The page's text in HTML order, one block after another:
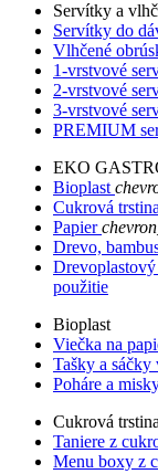
Servítky a
Servítky do
Vlhčené
1-vrstvové
2-vrstvové
3-vrstvové
PREMIUM
EKO
Bioplast
Cukrová trstina
Papier
Drevo,
použitie
Bioplast
Viečka na
Tašky a sáčky
Poháre a
Cukrová trstina
Taniere z
Menu boxy z